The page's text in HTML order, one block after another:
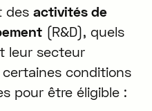
des activités de
(R&D), quels
leur secteur
conditions
pour être éligible :